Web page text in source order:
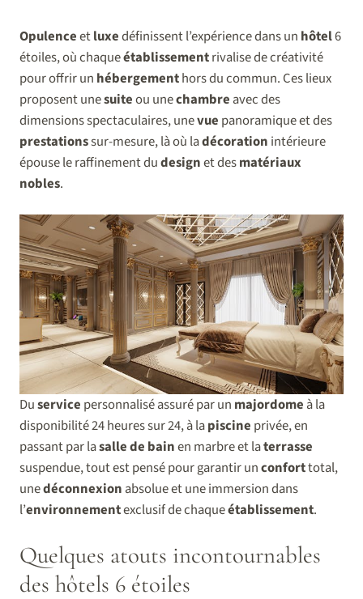
Opulenceetluxedéfinissent l’expérience dans un hôtel6
étoiles, où chaqueétablissementrivalise de créativité
pour offrir un hébergementhors du commun. Ces lieux
proposent unesuiteou unechambre avec des
dimensions spectaculaires, unevue panoramique et des
prestationssur-mesure, là où ladécoration intérieure
épouse le raffinement dudesignet desmatériaux
nobles.
Duservice personnalisé assuré par un majordome à la
disponibilité 24 heures sur 24, à lapiscine privée, en
passant par lasalle de bainen marbre et laterrasse
suspendue, tout est pensé pour garantir unconforttotal,
unedéconnexion absolue et une immersion dans
l’environnementexclusif de chaqueétablissement.
Quelques atouts incontournables
des hôtels 6 étoiles